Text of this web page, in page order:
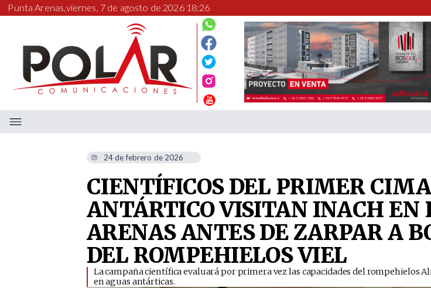
Punta Arenas,viernes, 7 de agosto de 2026 18:26
24 de febrero de 2026
CIENTÍFICOS DEL PRIMER
ANTÁRTICO VISITAN INACH EN
ARENAS ANTES DE ZARPAR A
DEL ROMPEHIELOS VIEL
​La campaña científica evaluará por primera vez las capacidades del rompehielos
en aguas antárticas.